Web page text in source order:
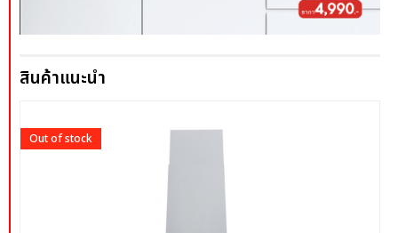
สินค้าแนะนำ
Out of stock